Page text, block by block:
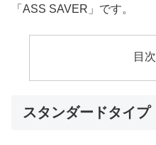
「ASS SAVER」です。
目次
スタンダードタイプ